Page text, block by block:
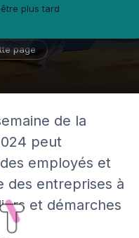
page
de la
peut
employés et
des entreprises à
et démarches
plus tard